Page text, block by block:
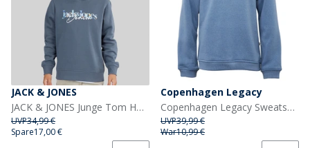
JACK & JONES
JACK & JONES Junge Tom Hoodie Turbulence
UVP34,99 €
Spare17,00 €
Copenhagen Legacy
Copenhagen Legacy Sweatshirt Kinder Denim Melange
UVP39,99 €
War10,99 €